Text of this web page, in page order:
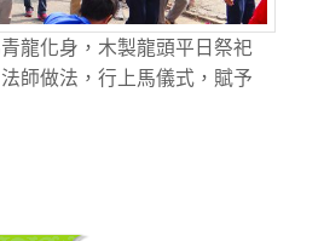
龍化身，木製龍頭平日祭祀
師做法，行上馬儀式，賦予